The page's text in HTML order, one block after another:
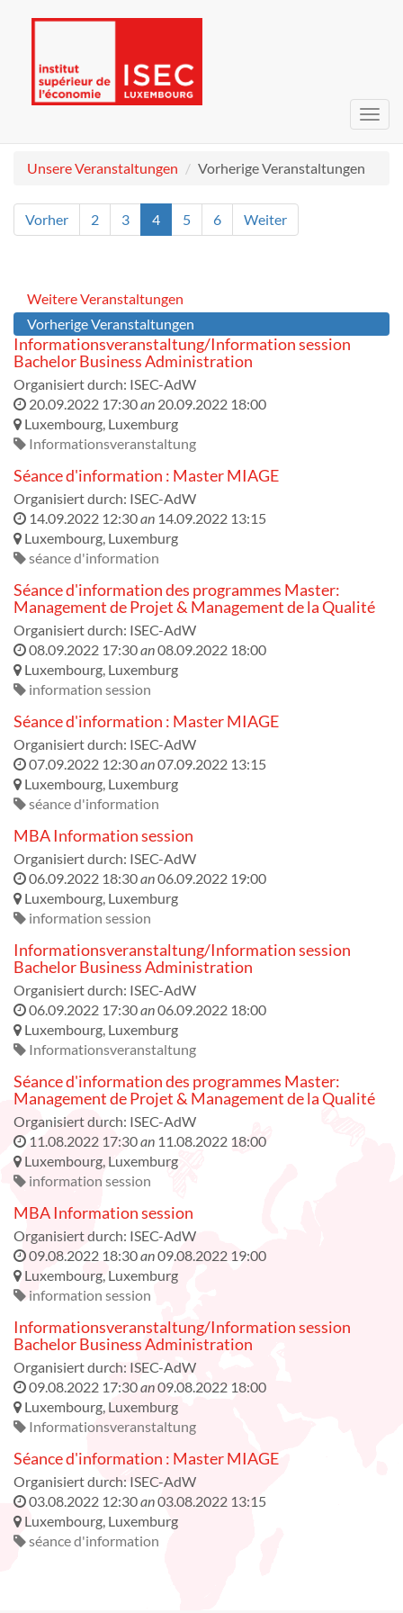
Unsere Veranstaltungen
Vorherige Veranstaltungen
Vorher 2 3 4 5 6 Weiter
Weitere Veranstaltungen
Vorherige Veranstaltungen
Informationsveranstaltung/Information session
Bachelor Business Administration
Organisiert durch: ISEC-AdW
20.09.2022 17:30an 20.09.2022 18:00
Luxembourg, Luxemburg
Informationsveranstaltung
Séance d'information : Master MIAGE
Organisiert durch: ISEC-AdW
14.09.2022 12:30an 14.09.2022 13:15
Luxembourg, Luxemburg
séance d'information
Séance d'information des programmes Master:
Management de Projet & Management de la Qualité
Organisiert durch: ISEC-AdW
08.09.2022 17:30an08.09.2022 18:00
Luxembourg, Luxemburg
information session
Séance d'information : Master MIAGE
Organisiert durch: ISEC-AdW
07.09.2022 12:30an07.09.2022 13:15
Luxembourg, Luxemburg
séance d'information
MBA Information session
Organisiert durch: ISEC-AdW
06.09.2022 18:30an06.09.2022 19:00
Luxembourg, Luxemburg
information session
Informationsveranstaltung/Information session
Bachelor Business Administration
Organisiert durch: ISEC-AdW
06.09.2022 17:30an06.09.2022 18:00
Luxembourg, Luxemburg
Informationsveranstaltung
Séance d'information des programmes Master:
Management de Projet & Management de la Qualité
Organisiert durch: ISEC-AdW
11.08.2022 17:30an 11.08.2022 18:00
Luxembourg, Luxemburg
information session
MBA Information session
Organisiert durch: ISEC-AdW
09.08.2022 18:30an09.08.2022 19:00
Luxembourg, Luxemburg
information session
Informationsveranstaltung/Information session
Bachelor Business Administration
Organisiert durch: ISEC-AdW
09.08.2022 17:30an09.08.2022 18:00
Luxembourg, Luxemburg
Informationsveranstaltung
Séance d'information : Master MIAGE
Organisiert durch: ISEC-AdW
03.08.2022 12:30an03.08.2022 13:15
Luxembourg, Luxemburg
séance d'information